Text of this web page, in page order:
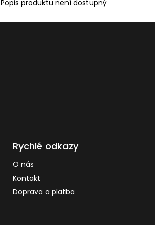
Popis produktu není dostupný
Rychlé odkazy
O nás
Kontakt
Doprava a platba